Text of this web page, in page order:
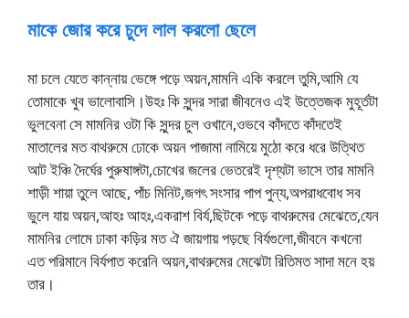
মাকে জোর করে চুদে লাল করলো ছেলে
মা চলে যেতে কান্নায় ভেঙ্গে পড়ে অয়ন,মামনি একি করলে তুমি,আমি যে
তোমাকে খুব ভালোবাসি।উহঃ কি সুন্দর সারা জীবনেও এই উত্তেজক মুহূর্তটা
ভুলবেনা সে মামনির ওটা কি সুন্দর চুল ওখানে,ওভবে কাঁদতে কাঁদতেই
মাতালের মত বাথরুমে ঢোকে অয়ন পাজামা নামিয়ে মুঠো করে ধরে উত্থিত
আট ইঞ্চি দৈর্ঘের পুরুষাঙ্গটা,চোখের জলের ভেতরেই দৃশ্যটা ভাসে তার মামনি
শাড়ী শায়া তুলে আছে, পাঁচ মিনিট,জগৎ সংসার পাপ পুন্য,অপরাধবোধ সব
ভুলে যায় অয়ন,আহঃ আহঃ,একরাশ বির্য,ছিটকে পড়ে বাথরুমের মেঝেতে,যেন
মামনির লোমে ঢাকা কড়ির মত ঐ জায়গায় পড়ছে বির্যগুলো,জীবনে কখনো
এত পরিমানে বির্যপাত করেনি অয়ন,বাথরুমের মেঝেটা রিতিমত সাদা মনে হয়
তার।